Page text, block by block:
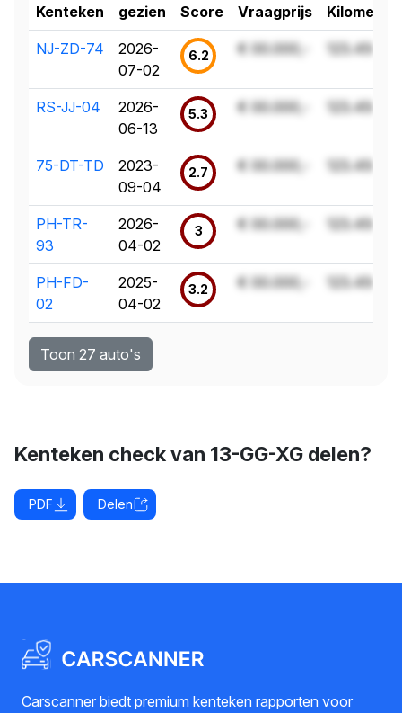
Kenteken
gezien
Score Vraagprijs
NJ-ZD-74
2026-
07-02
6.2 € 00.000,- 123.456 km
RS-JJ-04
2026-
06-13
5.3 € 00.000,- 123.456 km
75-DT-TD
2023-
09-04
2.7 € 00.000,- 123.456 km
PH-TR-
93
2026-
04-02
3 € 00.000,- 123.456 km
PH-FD-
02
2025-
04-02
3.2 € 00.000,- 123.456 km
Toon 27 auto's
Kenteken check van 13-GG-XG delen?
PDF Delen
Carscanner biedt premium kenteken rapporten voor